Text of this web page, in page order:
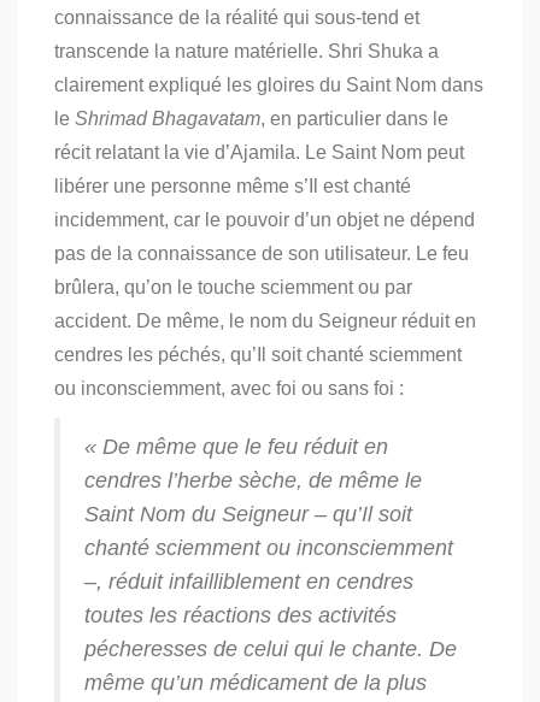
connaissance de la réalité qui sous-tend et
transcende la nature matérielle. Shri Shuka a
clairement expliqué les gloires du Saint Nom dans
le Shrimad Bhagavatam, en particulier dans le
récit relatant la vie d’Ajamila. Le Saint Nom peut
libérer une personne même s’Il est chanté
incidemment, car le pouvoir d’un objet ne dépend
pas de la connaissance de son utilisateur. Le feu
brûlera, qu’on le touche sciemment ou par
accident. De même, le nom du Seigneur réduit en
cendres les péchés, qu’Il soit chanté sciemment
ou inconsciemment, avec foi ou sans foi :
« De même que le feu réduit en
cendres l’herbe sèche, de même le
Saint Nom du Seigneur – qu’Il soit
chanté sciemment ou inconsciemment
–, réduit infailliblement en cendres
toutes les réactions des activités
pécheresses de celui qui le chante. De
même qu’un médicament de la plus